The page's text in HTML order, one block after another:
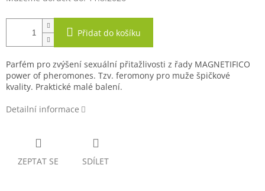
Přidat do košíku
Parfém pro zvýšení sexuální přitažlivosti z řady MAGNETIFICO
power of pheromones. Tzv. feromony pro muže špičkové
kvality. Praktické malé balení.
Detailní informace
ZEPTAT SE SDÍLET